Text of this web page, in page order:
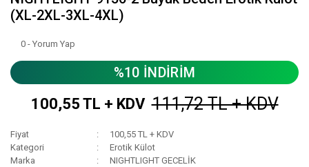
(XL-2XL-3XL-4XL)
0 - Yorum Yap
%10 İNDİRİM
100,55 TL + KDV 111,72 TL + KDV
Fiyat
100,55 TL + KDV
Kategori
Erotik Külot
Marka
NIGHTLIGHT GECELİK